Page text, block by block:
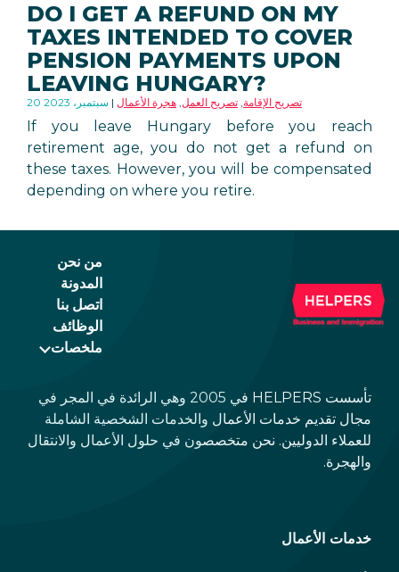
DO I GET A REFUND ON MY
TAXES INTENDED TO COVER
PENSION PAYMENTS UPON
LEAVING HUNGARY?
20 سبتمبر، 2023 تصريح الإقامة, تصريح العمل, هجرة الأعمال
If you leave Hungary before you reach
retirement age, you do not get a refund on
these taxes. However, you will be compensated
depending on where you retire.
من نحن
المدونة
اتصل بنا
الوظائف
ملخصات
تأسست HELPERS في 2005 وهي الرائدة في المجر في
مجال تقديم خدمات الأعمال والخدمات الشخصية الشاملة
للعملاء الدوليين. نحن متخصصون في حلول الأعمال والانتقال
والهجرة.
خدمات الأعمال